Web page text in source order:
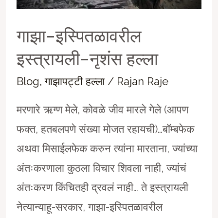
गाझा-इस्पितळावरील
इस्त्रायली-नृशंस हल्ला
Blog,गाझापट्टी हल्ला/ Rajan Raje
मरणारे ऋग्ण मेले, कोवळे जीव मारले गेले (आपण
फक्त, हतबलपणे संख्या मोजत रहायची)…बाॅम्बफेक
अथवा मिसाईलफेक करुन त्यांना मारताना, ज्यांच्या
अंतःकरणाला कुठला विचार शिवला नाही, ज्यांचं
अंतःकरण किंचितही द्रवलं नाही… ते इस्त्रायली
नेत्यान्याहू-सरकार, गाझा-इस्पितळावरील